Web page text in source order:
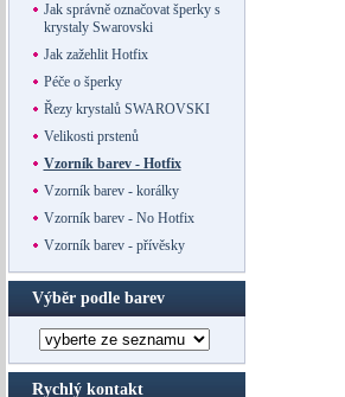
Jak správně označovat šperky s
krystaly Swarovski
Jak zažehlit Hotfix
Péče o šperky
Řezy krystalů SWAROVSKI
Velikosti prstenů
Vzorník barev - Hotfix
Vzorník barev - korálky
Vzorník barev - No Hotfix
Vzorník barev - přívěsky
Výběr podle barev
Rychlý kontakt